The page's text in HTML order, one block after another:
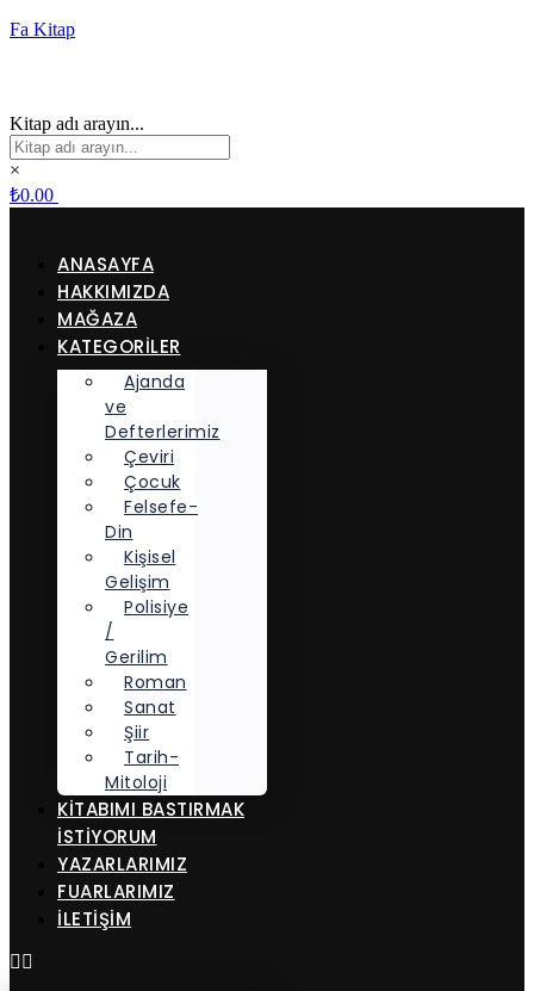
Fa Kitap
Kitap adı arayın...
×
₺0.00
ANASAYFA
HAKKIMIZDA
MAĞAZA
KATEGORİLER
Ajanda
ve
Defterlerimiz
Çeviri
Çocuk
Felsefe-
Din
Kişisel
Gelişim
Polisiye
/
Gerilim
Roman
Sanat
Şiir
Tarih-
Mitoloji
KITABIMI BASTIRMAK
İSTIYORUM
YAZARLARIMIZ
FUARLARIMIZ
İLETİŞİM